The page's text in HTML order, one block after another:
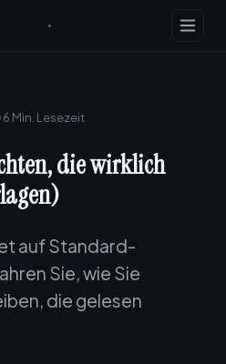
6 Min. Lesezeit
die wirklich
auf Standard-
Sie, wie Sie
die gelesen